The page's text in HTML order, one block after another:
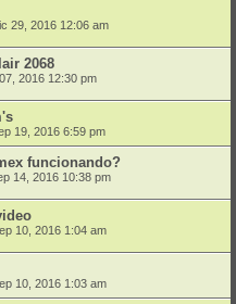
29, 2016 12:06 am
2068
2016 12:30 pm
19, 2016 6:59 pm
funcionando?
14, 2016 10:38 pm
10, 2016 1:04 am
10, 2016 1:03 am